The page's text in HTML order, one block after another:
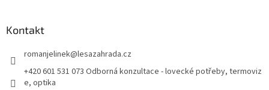
Kontakt
romanjelinek@lesazahrada.cz
+420 601 531 073 Odborná konzultace - lovecké potřeby, termoviz
e, optika